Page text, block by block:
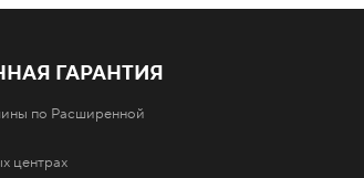
ГАРАНТИЯ
по Расширенной
центрах